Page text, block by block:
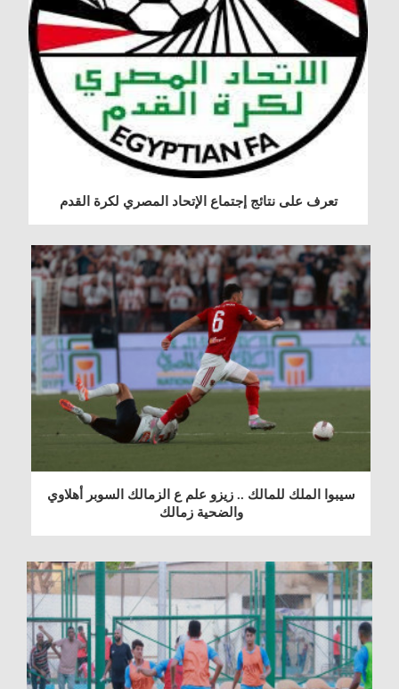
تعرف على نتائج إجتماع الإتحاد المصري لكرة القدم
سيبوا الملك للمالك .. زيزو علم ع الزمالك السوبر أهلاوي
والضحية زمالك